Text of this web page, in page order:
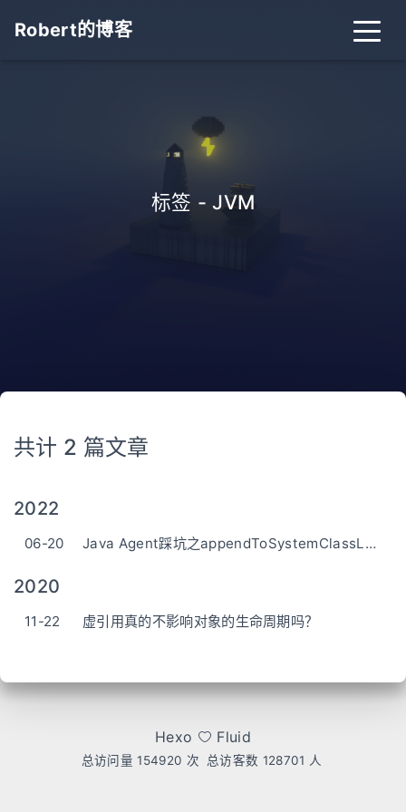
Robert的博客
标签 - JVM
共计 2 篇文章
2022
06-20 Java Agent踩坑之appendToSystemClassLoaderSearch问题
2020
11-22 虚引用真的不影响对象的生命周期吗？
Hexo Fluid
总访问量154920 次 总访客数 128701 人